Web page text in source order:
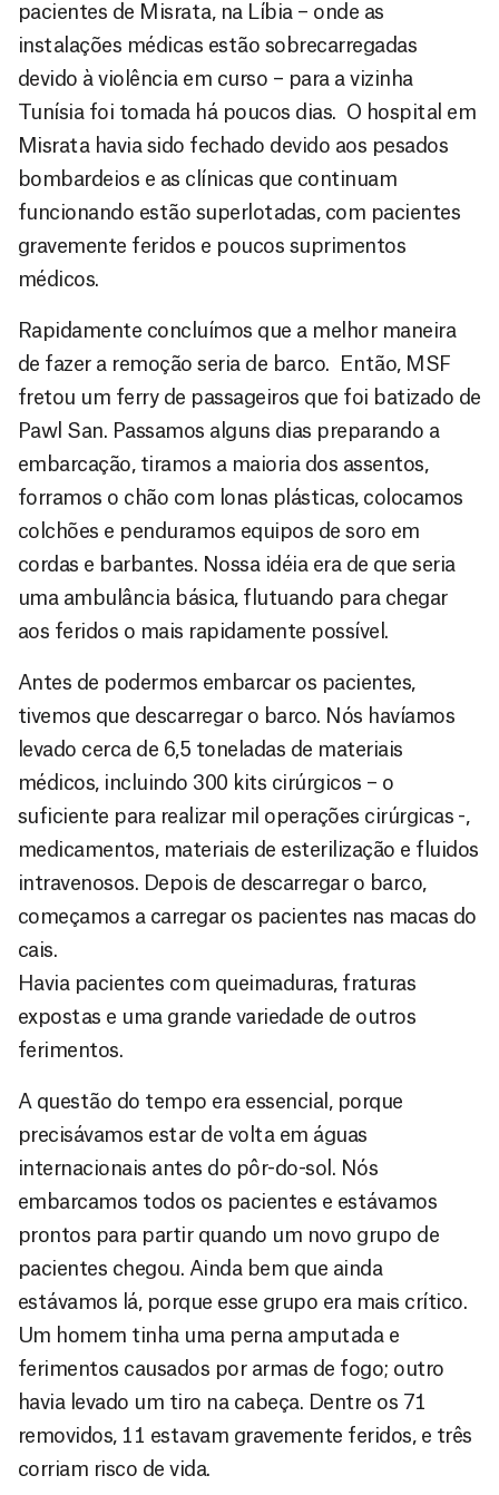
pacientes de Misrata, na Líbia – onde as
instalações médicas estão sobrecarregadas
devido à violência em curso – para a vizinha
Tunísia foi tomada há poucos dias. O hospital em
Misrata havia sido fechado devido aos pesados
bombardeios e as clínicas que continuam
funcionando estão superlotadas, com pacientes
gravemente feridos e poucos suprimentos
médicos.
Rapidamente concluímos que a melhor maneira
de fazer a remoção seria de barco. Então, MSF
fretou um ferry de passageiros que foi batizado de
Pawl San. Passamos alguns dias preparando a
embarcação, tiramos a maioria dos assentos,
forramos o chão com lonas plásticas, colocamos
colchões e penduramos equipos de soro em
cordas e barbantes. Nossa idéia era de que seria
uma ambulância básica, flutuando para chegar
aos feridos o mais rapidamente possível.
Antes de podermos embarcar os pacientes,
tivemos que descarregar o barco. Nós havíamos
levado cerca de 6,5 toneladas de materiais
médicos, incluindo 300 kits cirúrgicos – o
suficiente para realizar mil operações cirúrgicas -,
medicamentos, materiais de esterilização e fluidos
intravenosos. Depois de descarregar o barco,
começamos a carregar os pacientes nas macas do
cais.
Havia pacientes com queimaduras, fraturas
expostas e uma grande variedade de outros
ferimentos.
A questão do tempo era essencial, porque
precisávamos estar de volta em águas
internacionais antes do pôr-do-sol. Nós
embarcamos todos os pacientes e estávamos
prontos para partir quando um novo grupo de
pacientes chegou. Ainda bem que ainda
estávamos lá, porque esse grupo era mais crítico.
Um homem tinha uma perna amputada e
ferimentos causados por armas de fogo; outro
havia levado um tiro na cabeça. Dentre os 71
removidos, 11 estavam gravemente feridos, e três
corriam risco de vida.